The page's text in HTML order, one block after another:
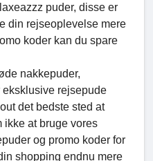
puder, disse er
din rejseoplevelse mere
koder kan du spare
nakkepuder,
rejsepude
det bedste sted at
ikke at bruge vores
og promo koder for
shopping endnu mere